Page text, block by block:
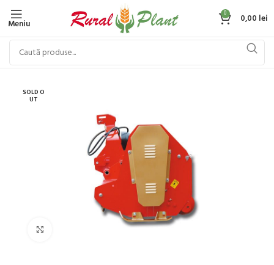
Meniu
0 0,00 lei
SOLD O
UT